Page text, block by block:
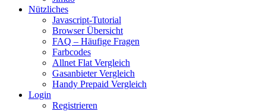
Nützliches
Javascript-Tutorial
Browser Übersicht
FAQ – Häufige Fragen
Farbcodes
Allnet Flat Vergleich
Gasanbieter Vergleich
Handy Prepaid Vergleich
Login
Registrieren